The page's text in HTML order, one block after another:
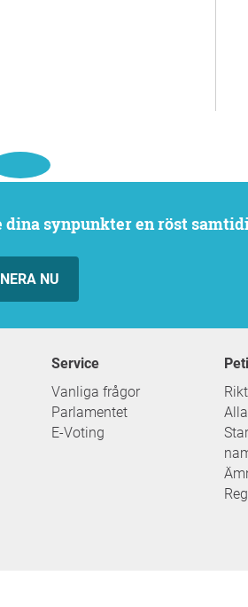
synpunkter en röst
NU
service
Vanliga frågor
Parlamentet
E-Voting